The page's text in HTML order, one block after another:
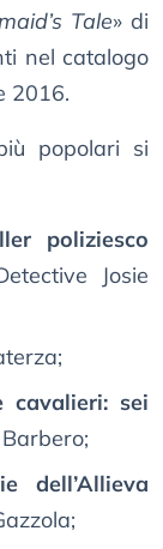
Tale» di
nel catalogo
2016.
popolari si
poliziesco
Josie
cavalieri: sei
dell’Allieva